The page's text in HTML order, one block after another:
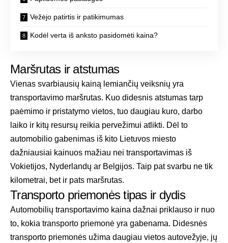
Vežėjo patirtis ir patikimumas
Kodėl verta iš anksto pasidomėti kaina?
Maršrutas ir atstumas
Vienas svarbiausių kainą lemiančių veiksnių yra
transportavimo maršrutas. Kuo didesnis atstumas tarp
paėmimo ir pristatymo vietos, tuo daugiau kuro, darbo
laiko ir kitų resursų reikia pervežimui atlikti. Dėl to
automobilio gabenimas iš kito Lietuvos miesto
dažniausiai kainuos mažiau nei transportavimas iš
Vokietijos, Nyderlandų ar Belgijos. Taip pat svarbu ne tik
kilometrai, bet ir pats maršrutas.
Transporto priemonės tipas ir dydis
Automobilių transportavimo kaina dažnai priklauso ir nuo
to, kokia transporto priemonė yra gabenama. Didesnės
transporto priemonės užima daugiau vietos autovežyje, jų